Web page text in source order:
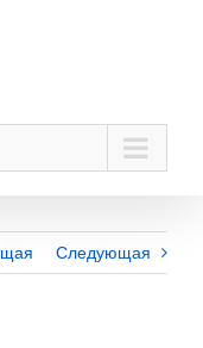
Следующая